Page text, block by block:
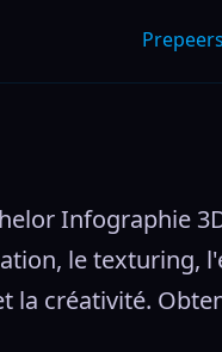
Prepeers
Infographie
le texturing,
la créativité.